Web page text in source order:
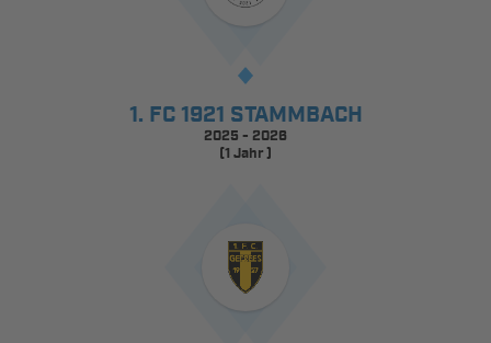
1. FC 1921 STAMMBACH
2025 - 2026
(1 Jahr )